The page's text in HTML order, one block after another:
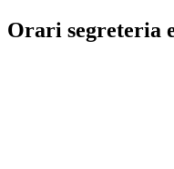
Orari segreteria